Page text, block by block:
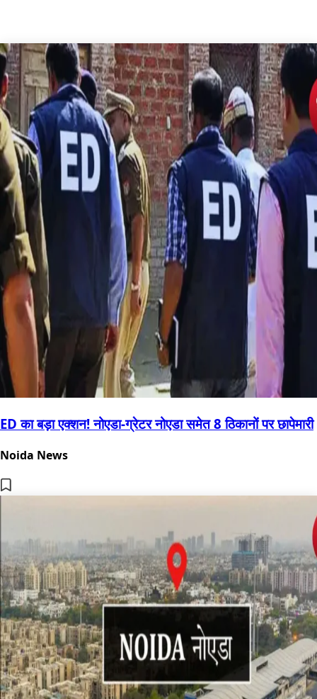
ED का बड़ा एक्शन! नोएडा-ग्रेटर नोएडा समेत 8 ठिकानों पर छापेमारी
Noida News